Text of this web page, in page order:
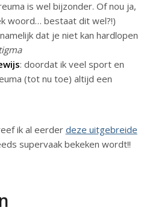
is wel bijzonder. Of nou ja,
woord… bestaat dit wel?!)
dat je niet kan hardlopen
: doordat ik veel sport en
(tot nu toe) altijd een
ik al eerder deze uitgebreide
supervaak bekeken wordt!!